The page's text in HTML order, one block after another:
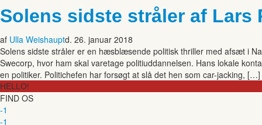
Solens sidste stråler af Lars
af Ulla Weishauptd. 26. januar 2018
Solens sidste stråler er en hæsblæsende politisk thriller med afsæt i
Swecorp, hvor ham skal varetage politiuddannelsen. Hans lokale
en politiker. Politichefen har forsøgt at slå det hen som car-jacking, […]
HELLO!
FIND OS
-1
-1